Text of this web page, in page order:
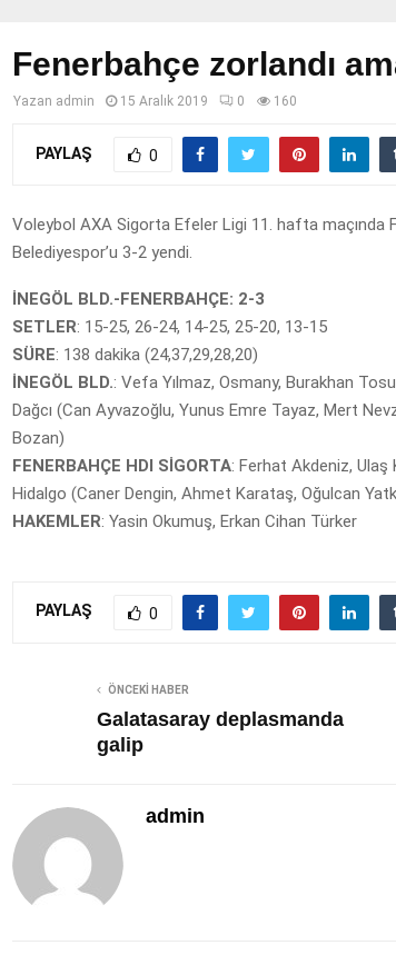
Fenerbahçe zorlandı
Yazan admin 15 Aralık 2019 0 160
PAYLAŞ 0
Voleybol AXA Sigorta Efeler Ligi 11. hafta maçında
Belediyespor’u 3-2 yendi.
İNEGÖL BLD.-FENERBAHÇE: 2-3
SETLER: 15-25, 26-24, 14-25, 25-20, 13-15
SÜRE: 138 dakika (24,37,29,28,20)
İNEGÖL BLD.: Vefa Yılmaz, Osmany, Burakhan
Dağcı (Can Ayvazoğlu, Yunus Emre Tayaz, Mert
Bozan)
FENERBAHÇE HDI SİGORTA: Ferhat Akdeniz, Ulaş
Hidalgo (Caner Dengin, Ahmet Karataş, Oğulcan
HAKEMLER: Yasin Okumuş, Erkan Cihan Türker
PAYLAŞ 0
ÖNCEKI HABER
Galatasaray deplasmanda
galip
admin